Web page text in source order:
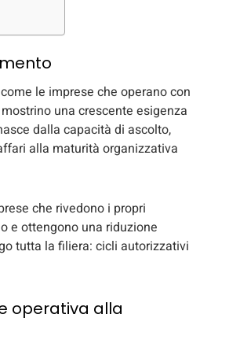
le imprese che operano con
una crescente esigenza
dalla capacità di ascolto,
alla maturità organizzativa
che rivedono i propri
e ottengono una riduzione
tutta la filiera: cicli autorizzativi
operativa alla